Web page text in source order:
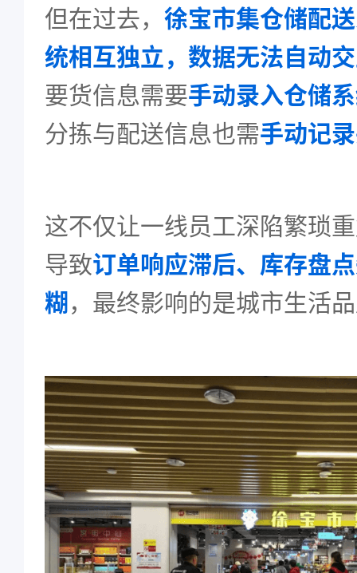
但在过去， 徐宝市集仓储配
统相互独立，数据无法自动
要货信息需要手动录入仓储
分拣与配送信息也需手动记
这不仅让一线员工深陷繁琐
导致订单响应滞后、库存盘
糊，最终影响的是城市生活